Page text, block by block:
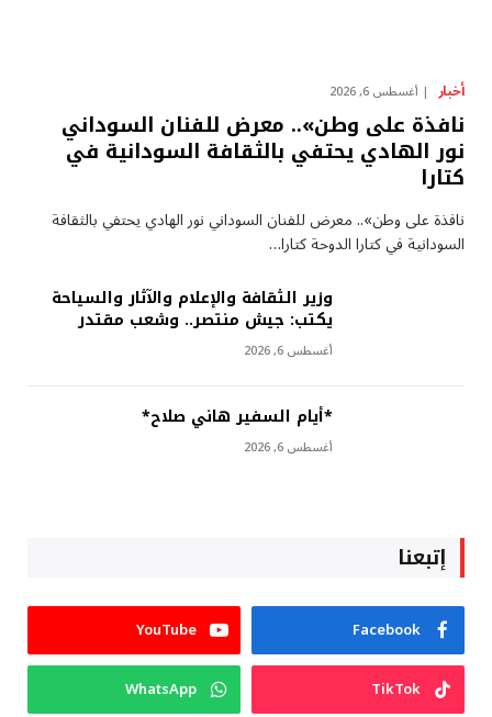
أخبار أغسطس 6, 2026
نافذة على وطن».. معرض للفنان السوداني
نور الهادي يحتفي بالثقافة السودانية في
كتارا
نافذة على وطن».. معرض للفنان السوداني نور الهادي يحتفي بالثقافة
السودانية في كتارا الدوحة كتارا…
وزير الثقافة والإعلام والآثار والسياحة
يكتب: جيش منتصر.. وشعب مقتدر
أغسطس 6, 2026
*أيام السفير هاني صلاح*
أغسطس 6, 2026
إتبعنا
Facebook
YouTube
TikTok
WhatsApp